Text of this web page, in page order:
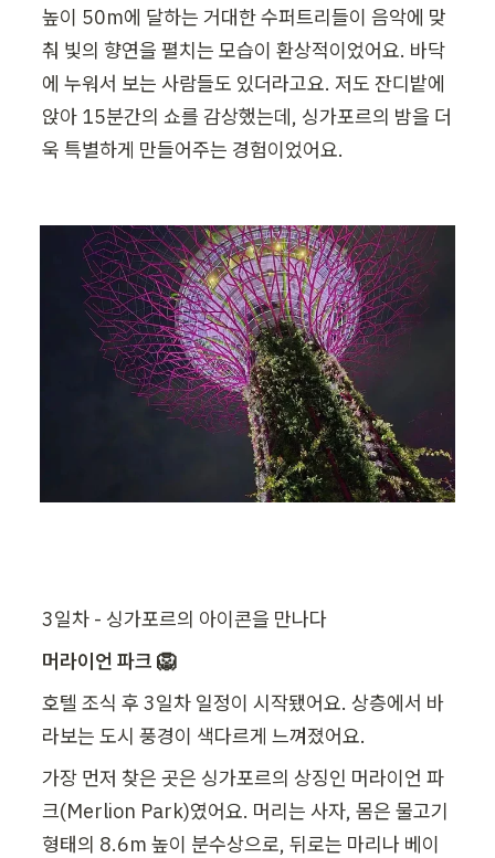
높이 50m에 달하는 거대한 수퍼트리들이 음악에 맞
춰 빛의 향연을 펼치는 모습이 환상적이었어요. 바닥
에 누워서 보는 사람들도 있더라고요. 저도 잔디밭에
앉아 15분간의 쇼를 감상했는데, 싱가포르의 밤을 더
욱 특별하게 만들어주는 경험이었어요.
3일차 - 싱가포르의 아이콘을 만나다
머라이언 파크 🦁
호텔 조식 후 3일차 일정이 시작됐어요. 상층에서 바
라보는 도시 풍경이 색다르게 느껴졌어요.
가장 먼저 찾은 곳은 싱가포르의 상징인 머라이언 파
크(Merlion Park)였어요. 머리는 사자, 몸은 물고기
형태의 8.6m 높이 분수상으로, 뒤로는 마리나 베이